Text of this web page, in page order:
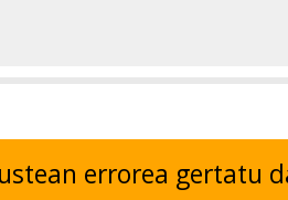
errorea gertatu